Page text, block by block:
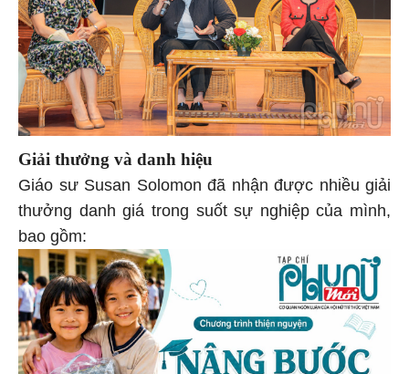
Giải thưởng và danh hiệu
Giáo sư Susan Solomon đã nhận được nhiều giải
thưởng danh giá trong suốt sự nghiệp của mình,
bao gồm: